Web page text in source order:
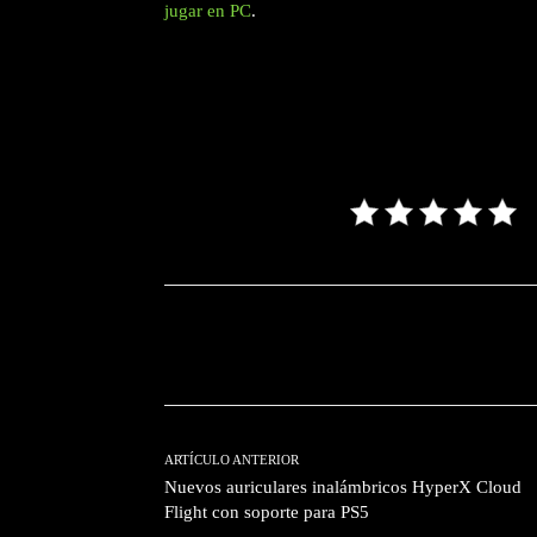
jugar en PC.
ARTÍCULO ANTERIOR
Nuevos auriculares inalámbricos HyperX Cloud
Flight con soporte para PS5